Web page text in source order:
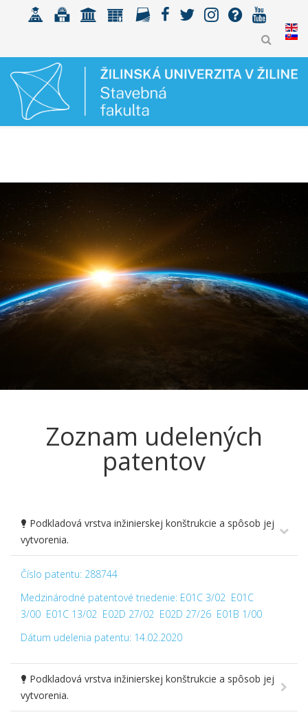
Zoznam udelených
patentov
Podkladová vrstva inžinierskej konštrukcie a spôsob jej
vytvorenia.
Číslo patentu: 288744
Medzinárodné patentové triedenie: E01C 3/02 E01C
3/00 E01C 13/02 E02D 27/02 E02D 27/26 E01B 1/00
Dátum udelenia patentu: 14.02.2020
Podkladová vrstva inžinierskej konštrukcie a spôsob jej
vytvorenia.